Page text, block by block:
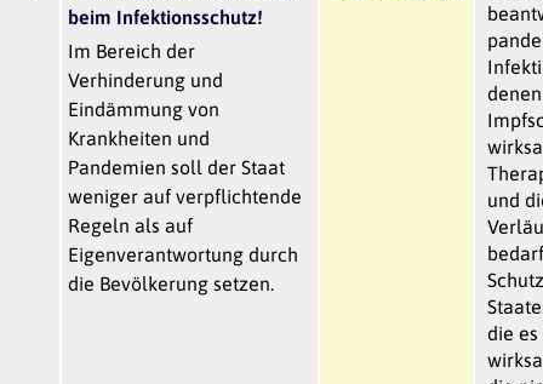
beim Infektionsschutz!
Im Bereich der
Verhinderung und
Eindämmung von
Krankheiten und
Pandemien soll der Staat
weniger auf verpflichtende
Regeln als auf
Eigenverantwortung durch
die Bevölkerung setzen.
und
die